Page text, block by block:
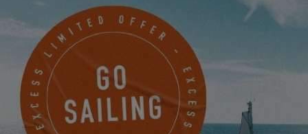
participantes, ¡de la teoría a la práctica!